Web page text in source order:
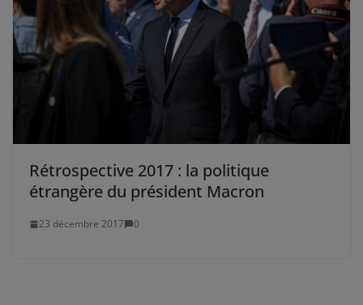
Rétrospective 2017 : la politique
étrangère du président Macron
23 décembre 2017 0